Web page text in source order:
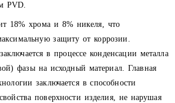
PVD.
18% хрома и 8% никеля, что
защиту от коррозии.
в процессе конденсации металла
фазы на исходный материал. Главная
заключается в способности
поверхности изделия, не нарушая